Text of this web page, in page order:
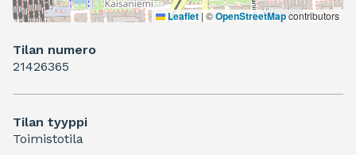
Leaflet | ©OpenStreetMapcontributors
Tilan numero
21426365
Tilan tyyppi
Toimistotila